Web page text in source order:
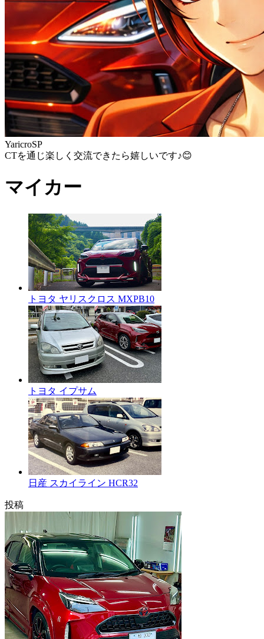
YaricroSP
CTを通じ楽しく交流できたら嬉しいです♪😊
マイカー
トヨタ ヤリスクロス MXPB10
トヨタ イプサム
日産 スカイライン HCR32
投稿